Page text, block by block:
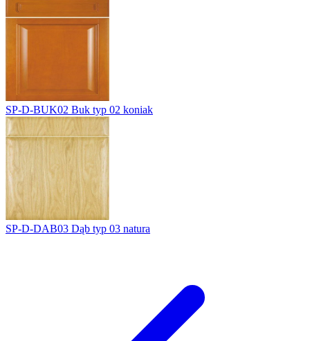
SP-D-BUK02 Buk typ 02 koniak
SP-D-DAB03 Dąb typ 03 natura